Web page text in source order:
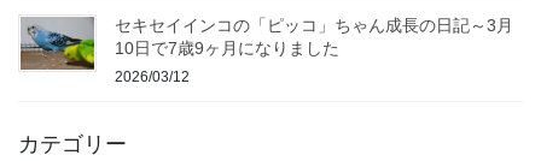
セキセイインコの「ピッコ」ちゃん成長の日記～3月
10日で7歳9ヶ月になりました
2026/03/12
カテゴリー